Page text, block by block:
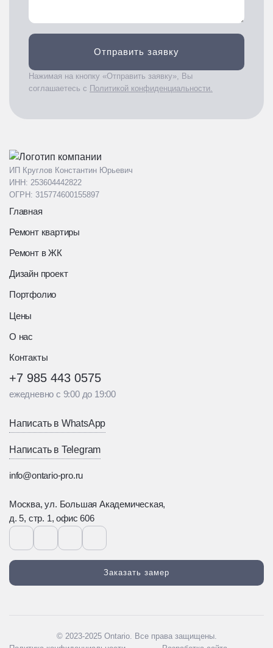
Отправить заявку
Нажимая на кнопку «Отправить заявку», Вы
соглашаетесь с Политикой конфиденциальности.
ИП Круглов Константин Юрьевич
ИНН: 253604442822
ОГРН: 315774600155897
Главная
Ремонт квартиры
Ремонт в ЖК
Дизайн проект
Портфолио
Цены
О нас
Контакты
+7 985 443 0575
ежедневно с 9:00 до 19:00
Написать в WhatsApp
Написать в Telegram
info@ontario-pro.ru
Москва, ул. Большая Академическая,
д. 5, стр. 1, офис 606
Заказать замер
© 2023-2025 Ontario. Все права защищены.